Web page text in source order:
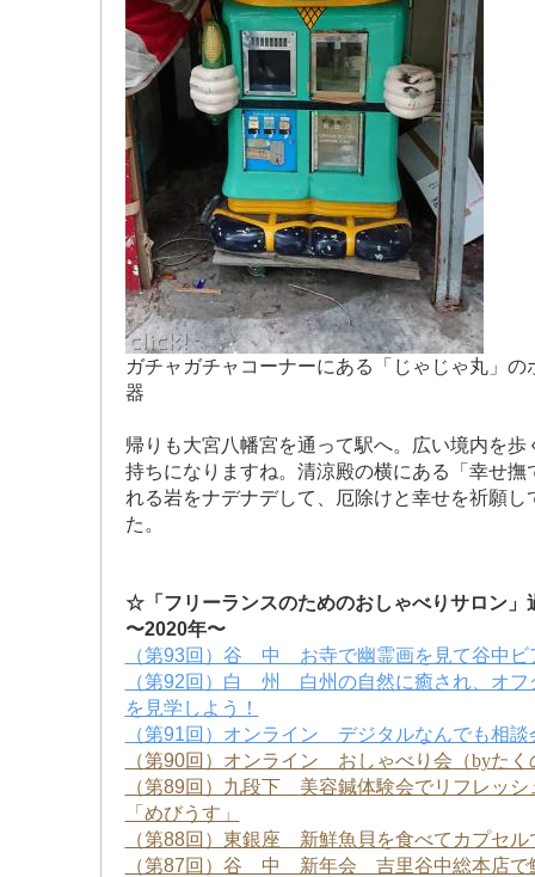
ガチャガチャコーナーにある「じゃじゃ丸」の
器
帰りも大宮八幡宮を通って駅へ。広い境内を歩
持ちになりますね。清涼殿の横にある「幸せ撫
れる岩をナデナデして、厄除けと幸せを祈願し
た。
☆「フ リーランスのためのおしゃべりサロン」
〜2020年〜
（第93回）谷 中 お寺で幽霊画を見て谷中ビ
（第92回） 白 州 白州の自然に癒され、オフ
を見学しよう！
（第91回）オンライン デジタルなんでも相談
（第90回）オンライン おしゃべり会（byたく
（第89回）九段下 美容鍼体験会でリフレッ
「めびうす」
（第88回）東銀座 新鮮魚貝を食べてカプセル
（第87回）谷 中 新年会 吉里谷中総本店で